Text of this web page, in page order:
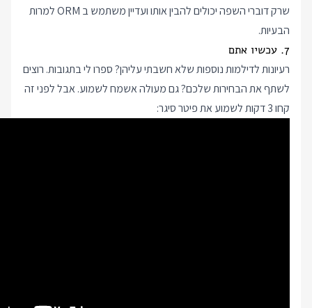
שרק דוברי השפה יכולים להבין אותו ועדיין משתמש ב ORM למרות
הבעיות.
7. עכשיו אתם
רעיונות לדילמות נוספות שלא חשבתי עליהן? ספרו לי בתגובות. רוצים
לשתף את הבחירות שלכם? גם מעולה אשמח לשמוע. אבל לפני זה
קחו 3 דקות לשמוע את פיטר סיגר: